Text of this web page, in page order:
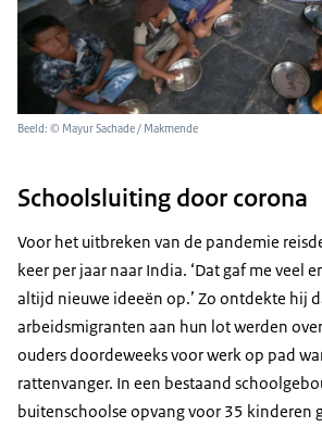
Beeld: © Mayur Sachade / Makmende
Schoolsluiting door corona
Voor het uitbreken van de pandemie
keer per jaar naar India. ‘Dat gaf me veel
altijd nieuwe ideeën op.’ Zo ontdekte hij
arbeidsmigranten aan hun lot werden
ouders doordeweeks voor werk op pad
rattenvanger. In een bestaand
buitenschoolse opvang voor 35 kinderen